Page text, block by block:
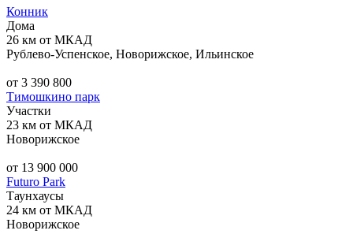
Конник
Дома
26 км от МКАД
Рублево-Успенское, Новорижское, Ильинское
от 3 390 800
Тимошкино парк
Участки
23 км от МКАД
Новорижское
от 13 900 000
Futuro Park
Таунхаусы
24 км от МКАД
Новорижское